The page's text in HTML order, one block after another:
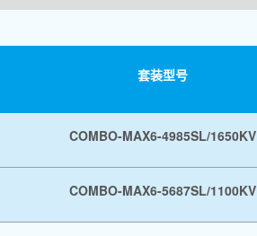
套装型号
COMBO-MAX6-4985SL/1650KV
COMBO-MAX6-5687SL/1100KV